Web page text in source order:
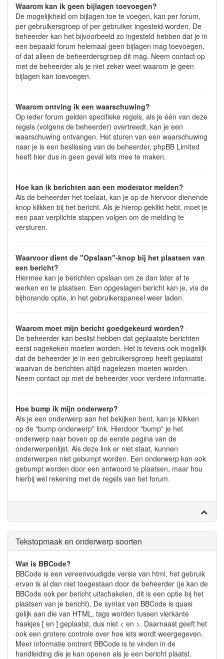
Waarom kan ik geen bijlagen toevoegen?
De mogelijkheid om bijlagen toe te voegen, kan per forum,
per gebruikersgroep of per gebruiker ingesteld worden. De
beheerder kan het bijvoorbeeld zo ingesteld hebben dat je in
een bepaald forum helemaal geen bijlagen mag toevoegen,
of dat alleen de beheerdersgroep dit mag. Neem contact op
met de beheerder als je niet zeker weet waarom je geen
bijlagen kan toevoegen.
Waarom ontving ik een waarschuwing?
Op ieder forum gelden specifieke regels, als je één van deze
regels (volgens de beheerder) overtreedt, kan je een
waarschuwing ontvangen. Het sturen van een waarschuwing
naar je is een beslissing van de beheerder, phpBB Limited
heeft hier dus in geen geval iets mee te maken.
Hoe kan ik berichten aan een moderator melden?
Als de beheerder het toelaat, kan je op de hiervoor dienende
knop klikken bij het bericht. Als je hierop geklikt hebt, moet je
een paar verplichte stappen volgen om de melding te
versturen.
Waarvoor dient de "Opslaan"-knop bij het plaatsen van
een bericht?
Hiermee kan je berichten opslaan om ze dan later af te
werken en te plaatsen. Een opgeslagen bericht kan je, via de
bijhorende optie, in het gebruikerspaneel weer laden.
Waarom moet mijn bericht goedgekeurd worden?
De beheerder kan beslist hebben dat geplaatste berichten
eerst nagekeken moeten worden. Het is tevens ook mogelijk
dat de beheerder je in een gebruikersgroep heeft geplaatst
waarvan de berichten altijd nagelezen moeten worden.
Neem contact op met de beheerder voor verdere informatie.
Hoe bump ik mijn onderwerp?
Als je een onderwerp aan het bekijken bent, kan je klikken
op de "bump onderwerp" link. Hierdoor "bump" je het
onderwerp naar boven op de eerste pagina van de
onderwerpenlijst. Als deze link er niet staat, kunnen
onderwerpen niet gebumpt worden. Een onderwerp kan ook
gebumpt worden door een antwoord te plaatsen, maar hou
hierbij wel rekening met de regels van het forum.
Tekstopmaak en onderwerp soorten
Wat is BBCode?
BBCode is een vereenvoudigde versie van html, het gebruik
ervan is al dan niet toegestaan door de beheerder (je kan de
BBCode ook per bericht uitschakelen, dit is een optie bij het
plaatsen van je bericht). De syntax van BBCode is quasi
gelijk aan die van HTML, tags worden tussen vierkante
haakjes [ en ] geplaatst, dus niet < en >. Daarnaast geeft het
ook een grotere controle over hoe iets wordt weergegeven.
Meer informatie omtrent BBCode is te vinden in de
handleiding die je kan openen als je een bericht plaatst.